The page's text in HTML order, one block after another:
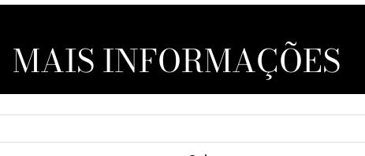
MAIS INFORMAÇÕES